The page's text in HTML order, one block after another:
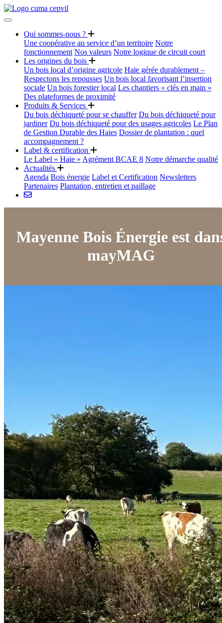
Qui sommes-nous ?
Une coopérative au service d’un territoire Notre
fonctionnement Nos valeurs Notre logique de circuit court
Les origines du bois
Un bois local d’origine agricole Haie gérée durablement –
Respectons les repousses Un bois local favorisant l’insertion
sociale Un bois forestier local Les chantiers « clés en main »
Des plateformes de proximité
Produits & Services
Du bois déchiqueté pour se chauffer Du bois déchiqueté pour
jardiner Du bois déchiqueté pour des usages agricoles Le Plan
de Gestion Durable des Haies Dossier de plantation : quel
accompagnement ?
Label & certification
Le Label « Haie » Agrément BCAE 8 Notre démarche qualité
Actualités
Agenda Bois énergie Label et Certification Newsletters
Partenaires Plantation, entretien et paillage
Mayenne Bois Énergie est
mayMAG